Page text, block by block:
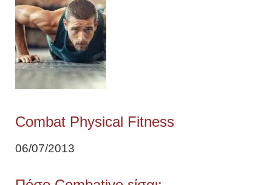
Combat Physical Fitness
06/07/2013